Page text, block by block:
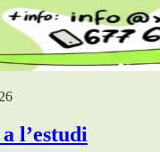
l’estudi